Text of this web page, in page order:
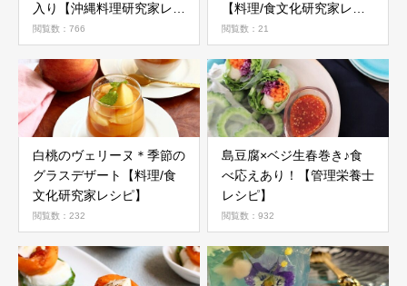
入り【沖縄料理研究家レシ
ピ】
閲覧数：766
【料理/食文化研究家レシ
ピ】
閲覧数：21
白桃のヴェリーヌ＊季節の
グラスデザート【料理/食
文化研究家レシピ】
閲覧数：232
島豆腐×ベジ生春巻き♪食
べ応えあり！【管理栄養士
レシピ】
閲覧数：932